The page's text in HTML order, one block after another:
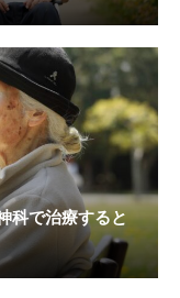
科で治療すると